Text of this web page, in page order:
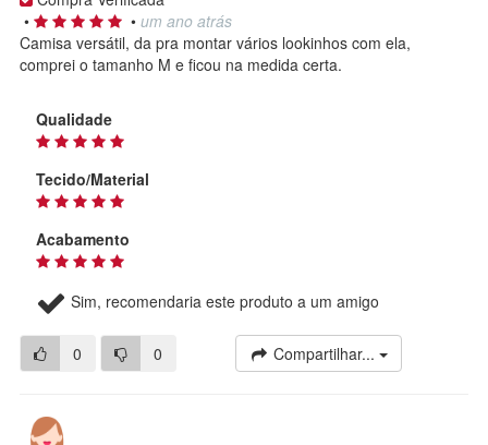
•
• um ano atrás
Camisa versátil, da pra montar vários lookinhos com ela,
comprei o tamanho M e ficou na medida certa.
Qualidade
Tecido/Material
Acabamento
Sim, recomendaria este produto a um amigo
0 0 Compartilhar...